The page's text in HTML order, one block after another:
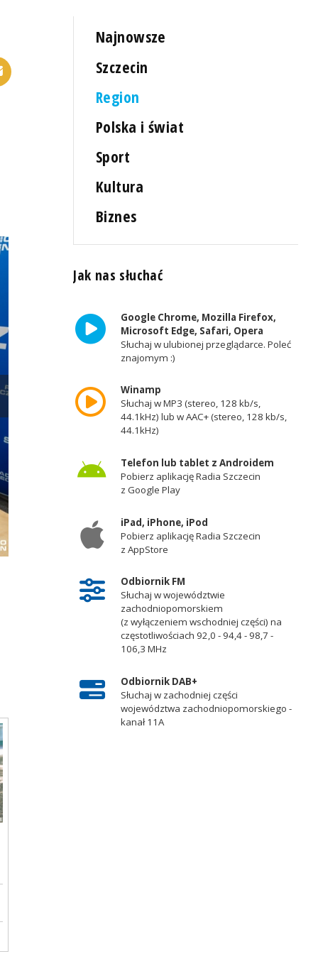
Najnowsze
Szczecin
Region
Polska i świat
Sport
Kultura
Biznes
Jak nas słuchać
Google Chrome, Mozilla Firefox,
Microsoft Edge, Safari, Opera
Słuchaj w ulubionej przeglądarce. Poleć
znajomym :)
Winamp
Słuchaj w MP3 (stereo, 128 kb/s,
44.1kHz) lub w AAC+ (stereo, 128 kb/s,
44.1kHz)
Telefon lub tablet z Androidem
Pobierz aplikację Radia Szczecin
z Google Play
iPad, iPhone, iPod
Pobierz aplikację Radia Szczecin
z AppStore
Odbiornik FM
Słuchaj w województwie
zachodniopomorskiem
(z wyłączeniem wschodniej części) na
częstotliwościach 92,0 - 94,4 - 98,7 -
106,3 MHz
Odbiornik DAB+
Słuchaj w zachodniej części
województwa zachodniopomorskiego -
kanał 11A